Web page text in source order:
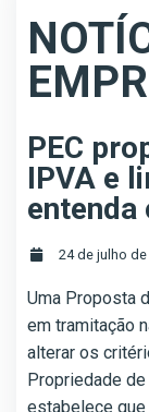
PEC
IPVA e
entenda
24 de julho de
Uma Proposta
em tramitação
alterar os
Propriedade
estabelece